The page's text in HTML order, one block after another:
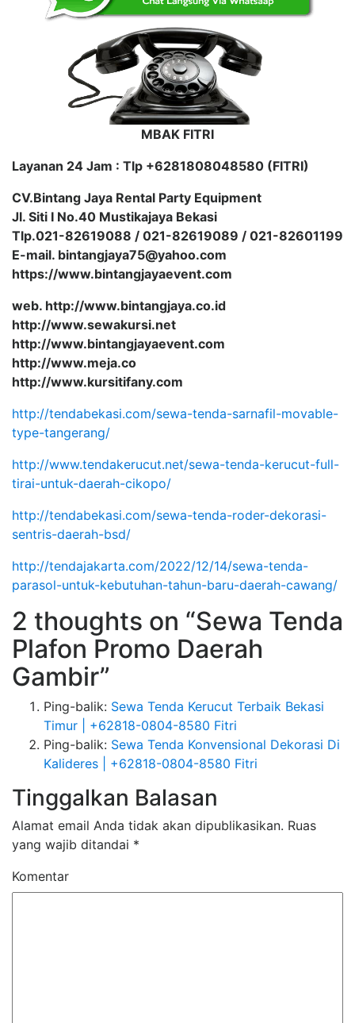
MBAK FITRI
Layanan 24 Jam : Tlp +6281808048580 (FITRI)
CV.Bintang Jaya Rental Party Equipment
Jl. Siti I No.40 Mustikajaya Bekasi
Tlp.021-82619088 / 021-82619089 / 021-82601199
E-mail. bintangjaya75@yahoo.com
https://www.bintangjayaevent.com
web. http://www.bintangjaya.co.id
http://www.sewakursi.net
http://www.bintangjayaevent.com
http://www.meja.co
http://www.kursitifany.com
http://tendabekasi.com/sewa-tenda-sarnafil-movable-
type-tangerang/
http://www.tendakerucut.net/sewa-tenda-kerucut-full-
tirai-untuk-daerah-cikopo/
http://tendabekasi.com/sewa-tenda-roder-dekorasi-
sentris-daerah-bsd/
http://tendajakarta.com/2022/12/14/sewa-tenda-
parasol-untuk-kebutuhan-tahun-baru-daerah-cawang/
2 thoughts on “Sewa Tenda
Plafon Promo Daerah
Gambir”
Ping-balik: Sewa Tenda Kerucut Terbaik Bekasi
Timur | +62818-0804-8580 Fitri
Ping-balik: Sewa Tenda Konvensional Dekorasi Di
Kalideres | +62818-0804-8580 Fitri
Tinggalkan Balasan
Alamat email Anda tidak akan dipublikasikan. Ruas
yang wajib ditandai *
Komentar